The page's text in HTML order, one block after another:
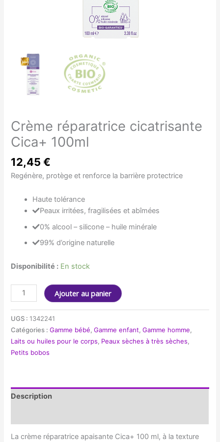
Crème réparatrice cicatrisante
Cica+ 100ml
12,45€
Regénère, protège et renforce la barrière protectrice
Haute tolérance
Peaux irritées, fragilisées et abîmées
0% alcool – silicone – huile minérale
99% d’origine naturelle
Disponibilité : En stock
quantité
de
Crème
réparatrice
cicatrisante
Cica+
100ml
Ajouter au panier
UGS :1342241
Catégories :Gamme bébé,Gamme enfant,Gamme homme,
Laits ou huiles pour le corps, Peaux sèches à très sèches,
Petits bobos
Description
La crème réparatrice apaisante Cica+ 100 ml, à la texture